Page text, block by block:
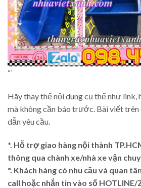
“`
Hãy thay thế nội dung cụ thể như link,
mà không cần báo trước. Bài viết
dẫn yêu cầu.
*. Hỗ trợ giao hàng nội thành
thông qua chành xe/nhà xe vận
*. Khách hàng có nhu cầu và quan
call hoặc nhắn tin vào số